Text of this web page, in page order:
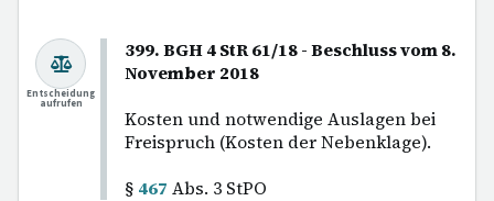
399. BGH 4 StR 61/18 - Beschluss vom 8.
November 2018
Kosten und notwendige Auslagen bei
Freispruch (Kosten der Nebenklage).
§ 467 Abs. 3 StPO
Entscheidung
aufrufen